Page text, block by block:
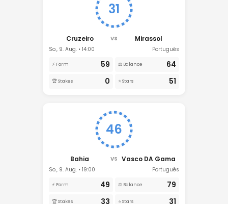
31
Cruzeiro VS Mirassol
So., 9. Aug. • 14:00 Português
⚡ Form 59 ⚖️ Balance 64
🏆 Stakes 0 ⭐ Stars 51
46
Bahia VS Vasco DA Gama
So., 9. Aug. • 19:00 Português
⚡ Form 49 ⚖️ Balance 79
🏆 Stakes 33 ⭐ Stars 31